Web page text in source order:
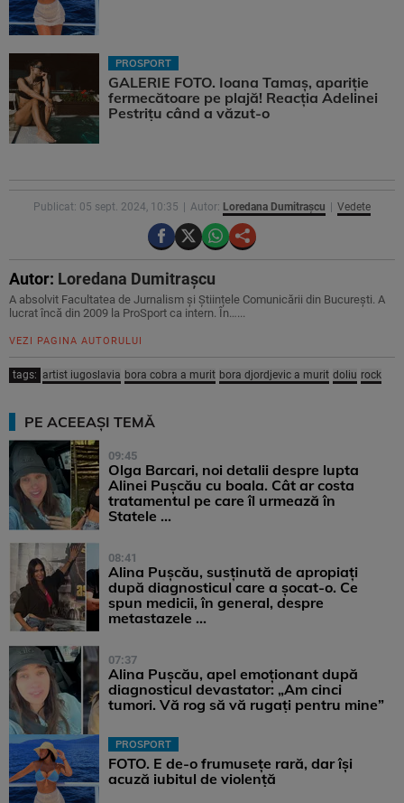
PROSPORT
GALERIE FOTO. Ioana Tamaş, apariție
fermecătoare pe plajă! Reacția Adelinei
Pestrițu când a văzut-o
Publicat: 05 sept. 2024, 10:35 Autor: Loredana Dumitrașcu Vedete
Autor: Loredana Dumitrașcu
A absolvit Facultatea de Jurnalism și Științele Comunicării din București. A
lucrat încă din 2009 la ProSport ca intern. În…...
VEZI PAGINA AUTORULUI
tags: artist iugoslavia bora cobra a murit bora djordjevic a murit doliu rock
PE ACEEAȘI TEMĂ
09:45
Olga Barcari, noi detalii despre lupta
Alinei Pușcău cu boala. Cât ar costa
tratamentul pe care îl urmează în
Statele ...
08:41
Alina Pușcău, susținută de apropiați
după diagnosticul care a șocat-o. Ce
spun medicii, în general, despre
metastazele ...
07:37
Alina Pușcău, apel emoționant după
diagnosticul devastator: „Am cinci
tumori. Vă rog să vă rugați pentru mine”
PROSPORT
FOTO. E de-o frumusețe rară, dar își
acuză iubitul de violență